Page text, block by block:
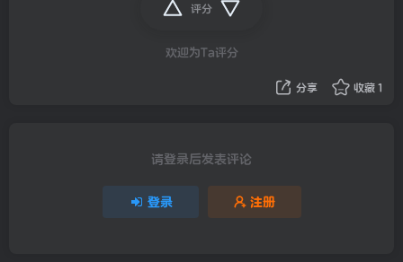
评分
欢迎为Ta评分
分享 收藏 1
请登录后发表评论
登录 注册